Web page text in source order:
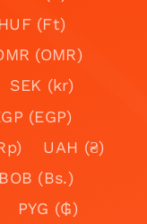
HUF (Ft)
(OMR)
SEK (kr)
(EGP)
UAH (₴)
BOB (Bs.)
PYG (₲)